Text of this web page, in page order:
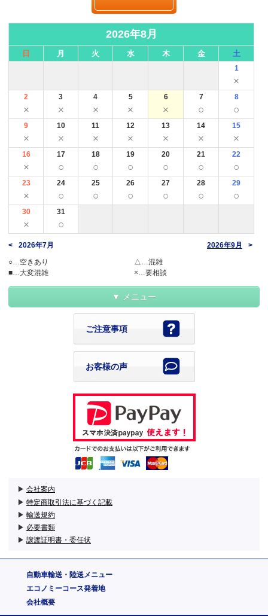
2026年8月
日 月 火 水 木 金 土
1
×
2
×
3
×
4
×
5
×
6
×
7
○
8
○
9
×
10
×
11
×
12
×
13
×
14
×
15
×
16
×
17
○
18
○
19
○
20
○
21
○
22
○
23
×
24
○
25
○
26
○
27
○
28
○
29
○
30
×
31
○
2026年7月
2026年9月
○…空きあり
△…混雑
■…大変混雑
×…要相談
メニュー
ご注意事項
お客様の声
▶ 会社案内
▶ 特定商取引法に基づく記載
▶ 輸送規約
▶ 必要書類
▶ 譲渡証明書・委任状
自動車輸送・陸送メニュー
エコノミーコース発着地
会社概要